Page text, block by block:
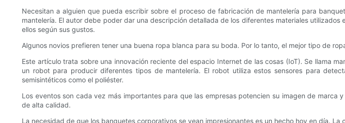
Necesitan a alguien que pueda escribir sobre el proceso de fabricación de mantelería para
mantelería. El autor debe poder dar una descripción detallada de los diferentes materiales
ellos según sus gustos.
Algunos novios prefieren tener una buena ropa blanca para su boda. Por lo tanto, el mejor tipo de
Este artículo trata sobre una innovación reciente del espacio Internet de las cosas (IoT). Se llama
un robot para producir diferentes tipos de mantelería. El robot utiliza estos sensores para
semisintéticos como el poliéster.
Los eventos son cada vez más importantes para que las empresas potencien su imagen de
de alta calidad.
La necesidad de que los banquetes corporativos se vean impresionantes es un hecho hoy en día.